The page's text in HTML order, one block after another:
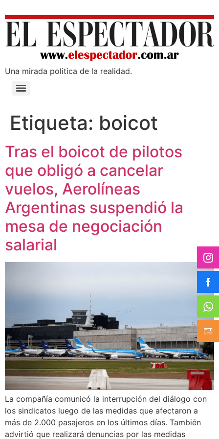
Una mirada poli­tica de la realidad.
Etiqueta: boicot
Tras el boicot de pilotos
que obligó a cancelar
vuelos, Aerolíneas
Argentinas suspendió la
mesa de negociación
salarial
La compañía comunicó la interrupción del diálogo con
los sindicatos luego de las medidas que afectaron a
más de 2.000 pasajeros en los últimos días. También
advirtió que realizará denuncias por las medidas